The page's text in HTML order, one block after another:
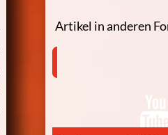
Artikel in anderen